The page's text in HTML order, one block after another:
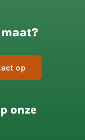
op
onze